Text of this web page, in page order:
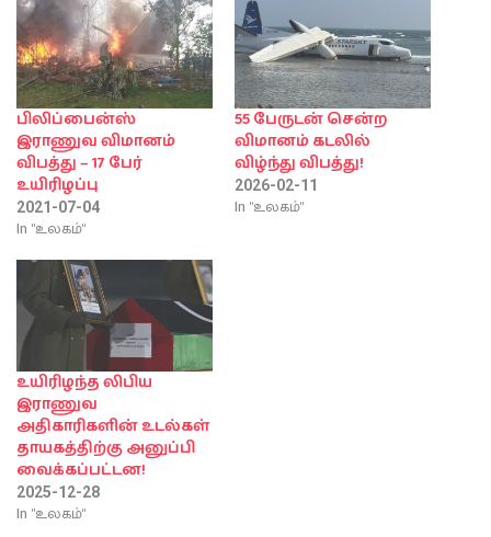
பிலிப்பைன்ஸ்
இராணுவ விமானம்
விபத்து – 17 பேர்
உயிரிழப்பு
2021-07-04
In "உலகம்"
55 பேருடன் சென்ற
விமானம் கடலில்
விழ்ந்து விபத்து!
2026-02-11
In "உலகம்"
உயிரிழந்த லிபிய
இராணுவ
அதிகாரிகளின் உடல்கள்
தாயகத்திற்கு அனுப்பி
வைக்கப்பட்டன!
2025-12-28
In "உலகம்"